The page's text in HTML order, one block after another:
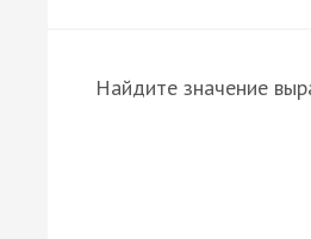
Найдите значение